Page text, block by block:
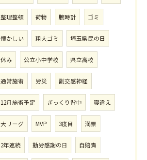
整理整頓 荷物 腕時計 ゴミ
懐かしい 粗大ゴミ 埼玉県民の日
休み 公立小中学校 県立高校
通常施術 労災 副交感神経
12月施術予定 ぎっくり背中 寝違え
大リーグ MVP 3度目 満票
2年連続 勤労感謝の日 自賠責